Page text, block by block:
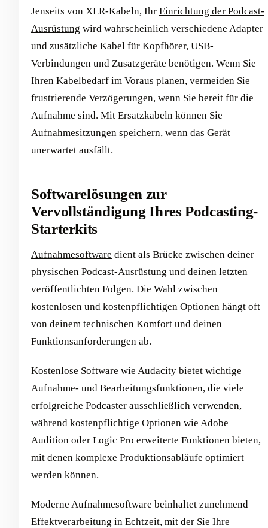
Jenseits von XLR-Kabeln, Ihr Einrichtung der Podcast-
Ausrüstung wird wahrscheinlich verschiedene Adapter
und zusätzliche Kabel für Kopfhörer, USB-
Verbindungen und Zusatzgeräte benötigen. Wenn Sie
Ihren Kabelbedarf im Voraus planen, vermeiden Sie
frustrierende Verzögerungen, wenn Sie bereit für die
Aufnahme sind. Mit Ersatzkabeln können Sie
Aufnahmesitzungen speichern, wenn das Gerät
unerwartet ausfällt.
Softwarelösungen zur
Vervollständigung Ihres Podcasting-
Starterkits
Aufnahmesoftware dient als Brücke zwischen deiner
physischen Podcast-Ausrüstung und deinen letzten
veröffentlichten Folgen. Die Wahl zwischen
kostenlosen und kostenpflichtigen Optionen hängt oft
von deinem technischen Komfort und deinen
Funktionsanforderungen ab.
Kostenlose Software wie Audacity bietet wichtige
Aufnahme- und Bearbeitungsfunktionen, die viele
erfolgreiche Podcaster ausschließlich verwenden,
während kostenpflichtige Optionen wie Adobe
Audition oder Logic Pro erweiterte Funktionen bieten,
mit denen komplexe Produktionsabläufe optimiert
werden können.
Moderne Aufnahmesoftware beinhaltet zunehmend
Effektverarbeitung in Echtzeit, mit der Sie Ihre